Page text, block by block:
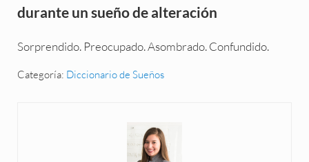
durante un sueño de alteración
Sorprendido. Preocupado. Asombrado. Confundido.
Categoría: Diccionario de Sueños